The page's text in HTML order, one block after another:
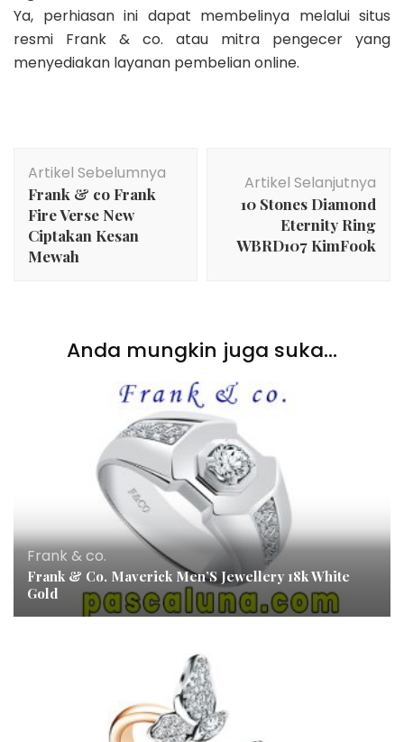
Ya, perhiasan ini dapat membelinya melalui situs
resmi Frank & co. atau mitra pengecer yang
menyediakan layanan pembelian online.
Artikel
Artikel Sebelumnya
Frank & co Frank
Fire Verse New
Ciptakan Kesan
Mewah
Artikel Selanjutnya
10 Stones Diamond
Eternity Ring
WBRD107 KimFook
Anda mungkin juga suka...
Frank & co.
Frank & Co. Maverick Men’S Jewellery 18k White
Gold